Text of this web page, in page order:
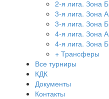
2-я лига. Зона Б
3-я лига. Зона А
3-я лига. Зона Б
4-я лига. Зона А
4-я лига. Зона Б
+ Трансферы
Все турниры
КДК
Документы
Контакты